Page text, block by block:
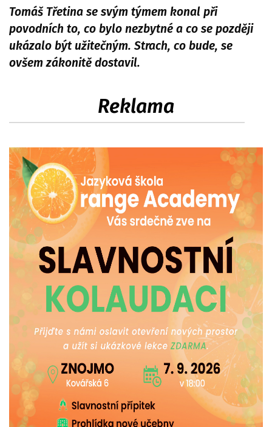
Tomáš Třetina se svým týmem konal při
povodních to, co bylo nezbytné a co se později
ukázalo být užitečným. Strach, co bude, se
ovšem zákonitě dostavil.
Reklama